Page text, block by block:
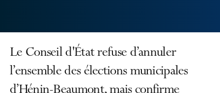
Le Conseil d'État refuse d’annuler
l’ensemble des élections municipales